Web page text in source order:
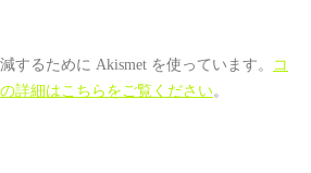
するために Akismet を使っています。
コ
詳細はこちらをご覧ください。